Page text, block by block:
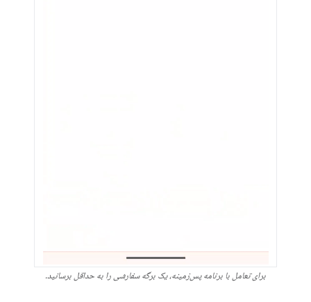
برای تعامل با برنامه پس‌زمینه، یک برگه سفارشی را به حداقل برسانید.